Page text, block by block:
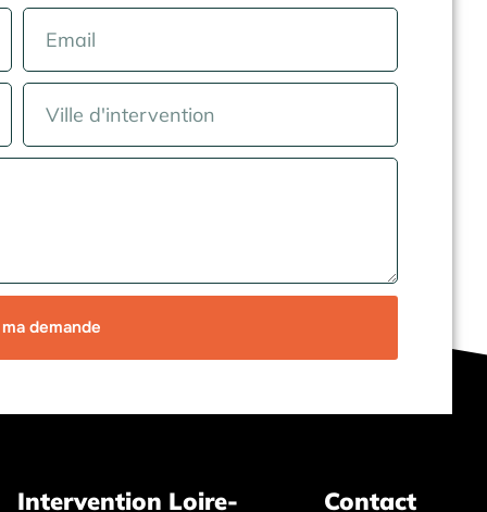
demande
Intervention Loire- Contact